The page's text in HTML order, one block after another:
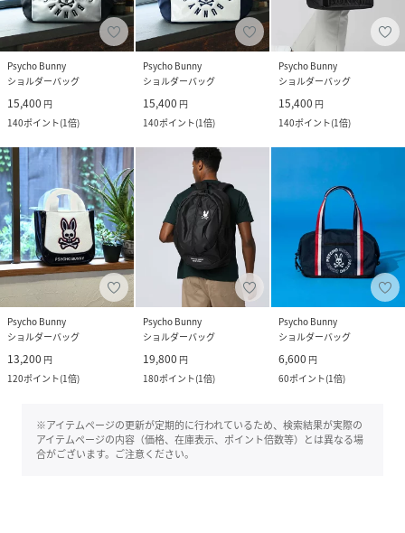
Psycho Bunny
ショルダーバッグ
15,400 円
140ポイント(1倍)
Psycho Bunny
ショルダーバッグ
15,400 円
140ポイント(1倍)
Psycho Bunny
ショルダーバッグ
15,400 円
140ポイント(1倍)
Psycho Bunny
ショルダーバッグ
13,200 円
120ポイント(1倍)
Psycho Bunny
ショルダーバッグ
19,800 円
180ポイント(1倍)
Psycho Bunny
ショルダーバッグ
6,600 円
60ポイント(1倍)
※アイテムページの更新が定期的に行われているため、検索結果が実際の
アイテムページの内容（価格、在庫表示、ポイント倍数等）とは異なる場
合がございます。ご注意ください。